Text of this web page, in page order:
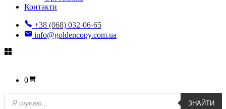
Контакти
+38 (068) 032-06-65
info@goldencopy.com.ua
0
Пошук
товарів
ЗНАЙТИ